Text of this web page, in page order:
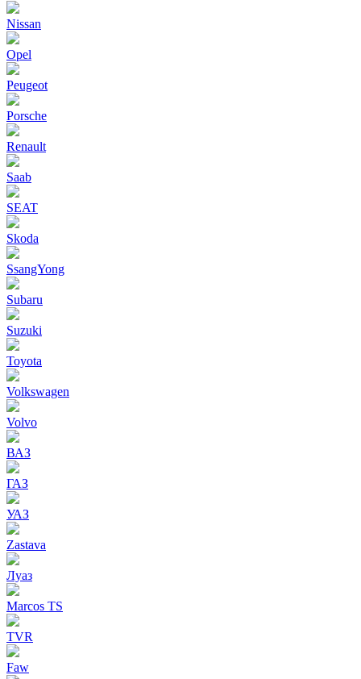
Nissan
Opel
Peugeot
Porsche
Renault
Saab
SEAT
Skoda
SsangYong
Subaru
Suzuki
Toyota
Volkswagen
Volvo
ВАЗ
ГАЗ
УАЗ
Zastava
Луаз
Marcos TS
TVR
Faw